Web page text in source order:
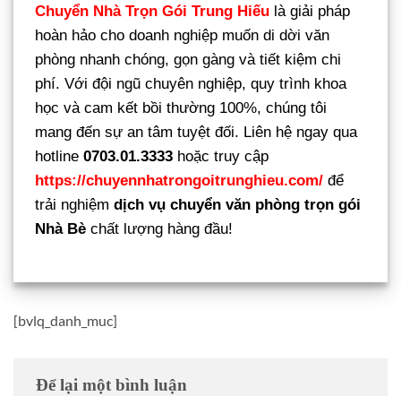
Chuyển Nhà Trọn Gói Trung Hiếu là giải pháp
hoàn hảo cho doanh nghiệp muốn di dời văn
phòng nhanh chóng, gọn gàng và tiết kiệm chi
phí. Với đội ngũ chuyên nghiệp, quy trình khoa
học và cam kết bồi thường 100%, chúng tôi
mang đến sự an tâm tuyệt đối. Liên hệ ngay qua
hotline 0703.01.3333 hoặc truy cập
https://chuyennhatrongoitrunghieu.com/ để
trải nghiệm dịch vụ chuyển văn phòng trọn gói
Nhà Bè chất lượng hàng đầu!
[bvlq_danh_muc]
Để lại một bình luận